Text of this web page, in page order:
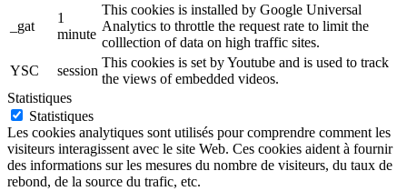
_gat
1
minute
This cookies is installed by Google Universal
Analytics to throttle the request rate to limit the
colllection of data on high traffic sites.
YSC
session
This cookies is set by Youtube and is used to track
the views of embedded videos.
Statistiques
Statistiques
Les cookies analytiques sont utilisés pour comprendre comment les
visiteurs interagissent avec le site Web. Ces cookies aident à fournir
des informations sur les mesures du nombre de visiteurs, du taux de
rebond, de la source du trafic, etc.